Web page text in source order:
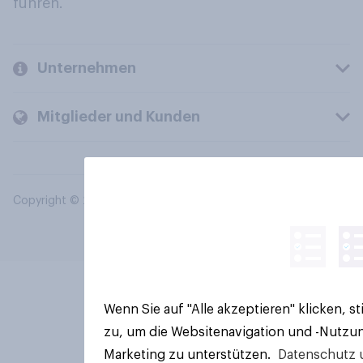
führen.
Unternehmen
Mitglieder und Kunden
Copyright © 2026 YouGov PLC. Alle Rechte vorbehalten.
Wenn Sie auf "Alle akzeptieren" klicken,
zu, um die Websitenavigation und -
Marketing zu unterstützen.
Datenschutz